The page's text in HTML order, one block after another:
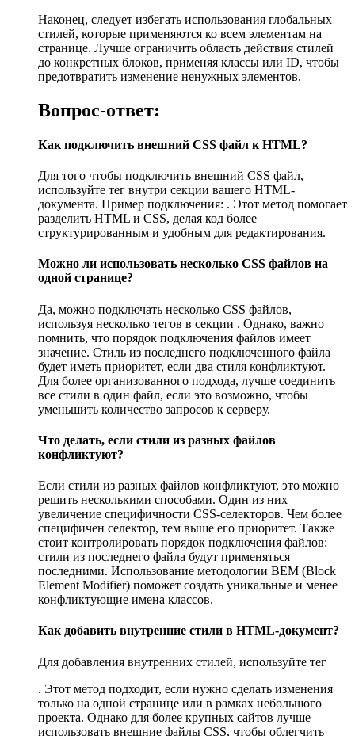
Наконец, следует избегать использования глобальных
стилей, которые применяются ко всем элементам на
странице. Лучше ограничить область действия стилей
до конкретных блоков, применяя классы или ID, чтобы
предотвратить изменение ненужных элементов.
Вопрос-ответ:
Как подключить внешний CSS файл к HTML?
Для того чтобы подключить внешний CSS файл,
используйте тег внутри секции вашего HTML-
документа. Пример подключения: . Этот метод помогает
разделить HTML и CSS, делая код более
структурированным и удобным для редактирования.
Можно ли использовать несколько CSS файлов на
одной странице?
Да, можно подключать несколько CSS файлов,
используя несколько тегов в секции . Однако, важно
помнить, что порядок подключения файлов имеет
значение. Стиль из последнего подключенного файла
будет иметь приоритет, если два стиля конфликтуют.
Для более организованного подхода, лучше соединить
все стили в один файл, если это возможно, чтобы
уменьшить количество запросов к серверу.
Что делать, если стили из разных файлов
конфликтуют?
Если стили из разных файлов конфликтуют, это можно
решить несколькими способами. Один из них —
увеличение специфичности CSS-селекторов. Чем более
специфичен селектор, тем выше его приоритет. Также
стоит контролировать порядок подключения файлов:
стили из последнего файла будут применяться
последними. Использование методологии BEM (Block
Element Modifier) поможет создать уникальные и менее
конфликтующие имена классов.
Как добавить внутренние стили в HTML-документ?
Для добавления внутренних стилей, используйте тег
. Этот метод подходит, если нужно сделать изменения
только на одной странице или в рамках небольшого
проекта. Однако для более крупных сайтов лучше
использовать внешние файлы CSS, чтобы облегчить